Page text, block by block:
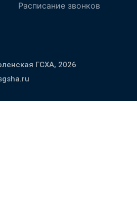
Расписание звонков
ГСХА, 2026